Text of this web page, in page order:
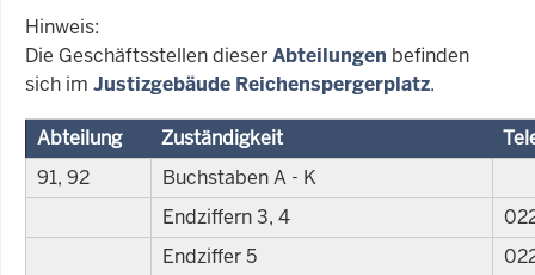
Hinweis:
Die Geschäftsstellen dieserAbteilungen befinden
sich im Justizgebäude Reichenspergerplatz.
Abteilung Zuständigkeit
91, 92
Buchstaben A - K
Endziffern 3, 4
Endziffer 5